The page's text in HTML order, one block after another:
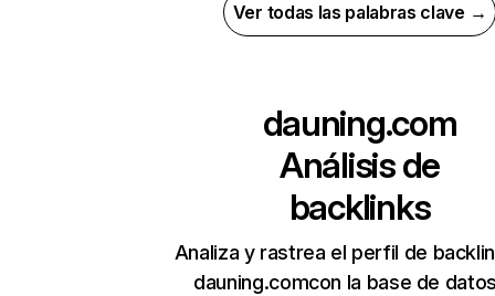
Ver todas las palabras clave →
dauning.com
Análisis de
backlinks
Analiza y rastrea el perfil de
dauning.comcon la base de